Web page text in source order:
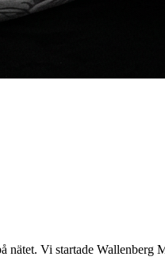
Vi startade